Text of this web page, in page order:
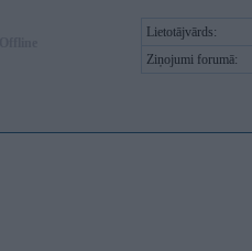
Lietotājvārds:
Ziņojumi forumā: